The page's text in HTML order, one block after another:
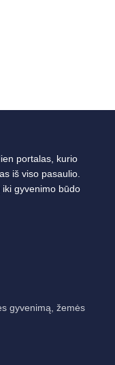
portalas, kurio
iš viso pasaulio.
gyvenimo būdo
gyvenimą, žemės